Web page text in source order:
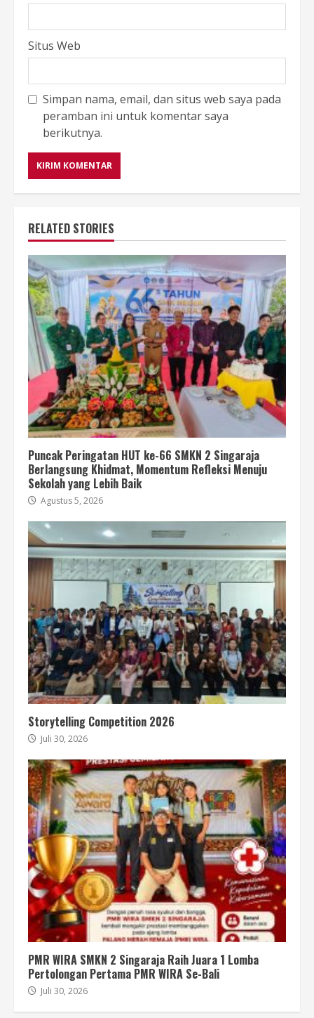
Situs Web
Simpan nama, email, dan situs web saya pada
peramban ini untuk komentar saya
berikutnya.
RELATED STORIES
Puncak Peringatan HUT ke-66 SMKN 2 Singaraja
Berlangsung Khidmat, Momentum Refleksi Menuju
Sekolah yang Lebih Baik
Agustus 5, 2026
Storytelling Competition 2026
Juli 30, 2026
PMR WIRA SMKN 2 Singaraja Raih Juara 1 Lomba
Pertolongan Pertama PMR WIRA Se-Bali
Juli 30, 2026